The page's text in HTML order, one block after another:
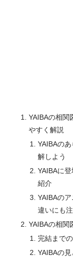
YAIBAの相関
やすく解説
YAIBAの
解しよう
YAIBAに
紹介
YAIBAの
違いにも
YAIBAの相関
完結まで
YAIBAの